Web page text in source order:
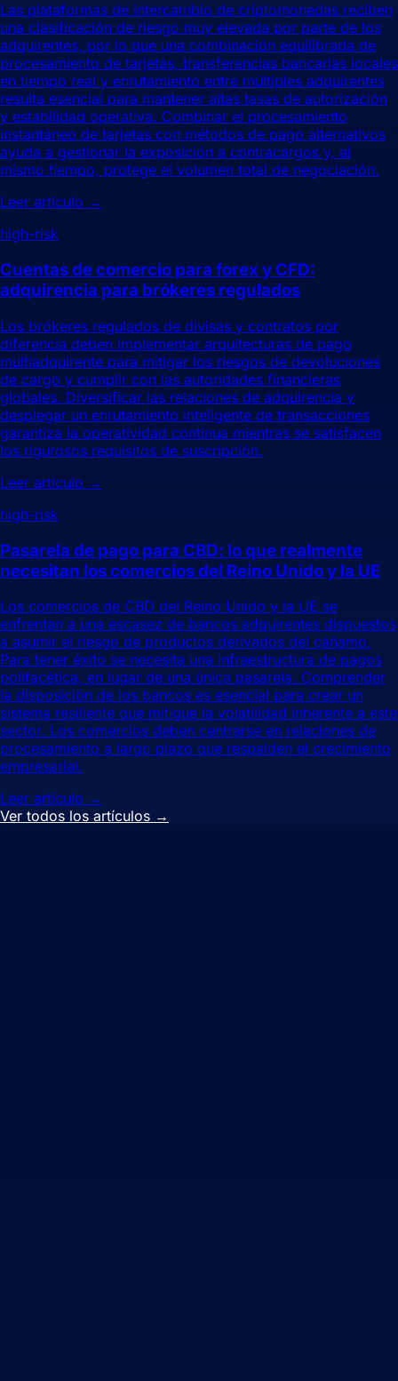
Las plataformas de intercambio de criptomonedas reciben
una clasificación de riesgo muy elevada por parte de los
adquirentes, por lo que una combinación equilibrada de
procesamiento de tarjetas, transferencias bancarias locales
en tiempo real y enrutamiento entre múltiples adquirentes
resulta esencial para mantener altas tasas de autorización
y estabilidad operativa. Combinar el procesamiento
instantáneo de tarjetas con métodos de pago alternativos
ayuda a gestionar la exposición a contracargos y, al
mismo tiempo, protege el volumen total de negociación.
Leer artículo →
high-risk
Cuentas de comercio para forex y CFD:
adquirencia para brókeres regulados
Los brókeres regulados de divisas y contratos por
diferencia deben implementar arquitecturas de pago
multiadquirente para mitigar los riesgos de devoluciones
de cargo y cumplir con las autoridades financieras
globales. Diversificar las relaciones de adquirencia y
desplegar un enrutamiento inteligente de transacciones
garantiza la operatividad continua mientras se satisfacen
los rigurosos requisitos de suscripción.
Leer artículo →
high-risk
Pasarela de pago para CBD: lo que realmente
necesitan los comercios del Reino Unido y la UE
Los comercios de CBD del Reino Unido y la UE se
enfrentan a una escasez de bancos adquirentes dispuestos
a asumir el riesgo de productos derivados del cáñamo.
Para tener éxito se necesita una infraestructura de pagos
polifacética, en lugar de una única pasarela. Comprender
la disposición de los bancos es esencial para crear un
sistema resiliente que mitigue la volatilidad inherente a este
sector. Los comercios deben centrarse en relaciones de
procesamiento a largo plazo que respalden el crecimiento
empresarial.
Leer artículo →
Ver todos los artículos →